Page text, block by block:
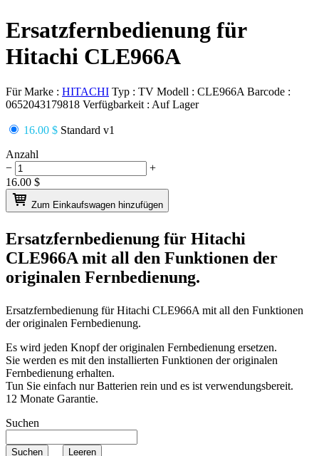
Ersatzfernbedienung für
Hitachi CLE966A
Für Marke : HITACHI Typ : TV Modell : CLE966A Barcode :
0652043179818 Verfügbarkeit : Auf Lager
16.00 $ Standard v1
Anzahl
−
+
16.00 $
Zum Einkaufswagen hinzufügen
Ersatzfernbedienung für Hitachi
CLE966A mit all den Funktionen der
originalen Fernbedienung.
Ersatzfernbedienung fürHitachi CLE966A mit all den Funktionen
der originalen Fernbedienung.
Es wird jeden Knopf der originalen Fernbedienung ersetzen.
Sie werden es mit den installierten Funktionen der originalen
Fernbedienung erhalten.
Tun Sie einfach nur Batterien rein und es ist verwendungsbereit.
12 Monate Garantie.
Suchen